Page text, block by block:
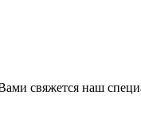
свяжется наш